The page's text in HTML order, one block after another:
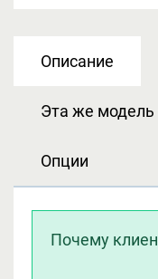
Описание
Эта же модель
Опции
Почему